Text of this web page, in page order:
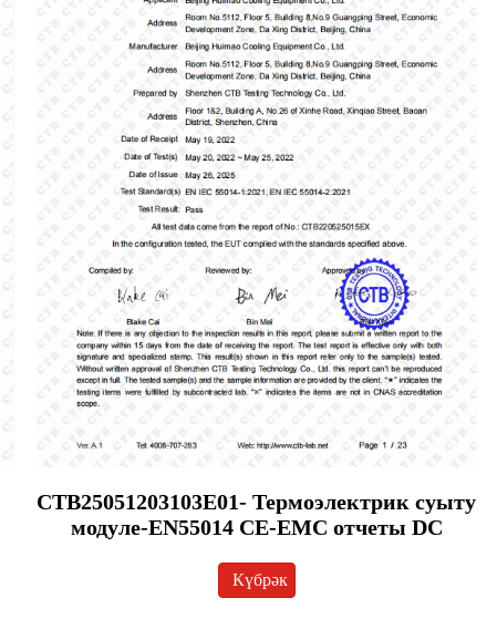
CTB25051203103E01- Термоэлектрик суыту
модуле-EN55014 CE-EMC отчеты DC
Күбрәк